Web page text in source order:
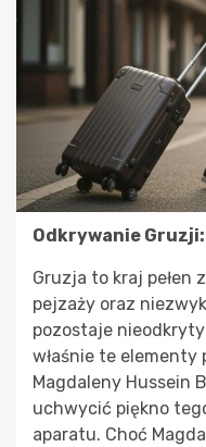
Odkrywanie
Gruzja to kraj pełen
pejzaży oraz
pozostaje
właśnie te elementy
Magdaleny Hussein
uchwycić piękno
aparatu. Choć